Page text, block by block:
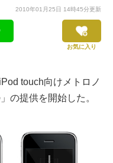
2010年01月25日 14時45分更新
お気に入り
touch向けメトロノ
」の提供を開始した。